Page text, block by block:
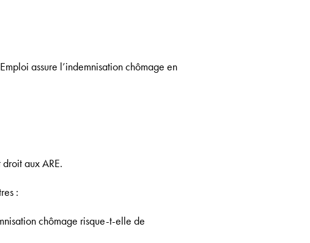
assure l’indemnisation chômage en
aux ARE.
:
chômage risque-t-elle de